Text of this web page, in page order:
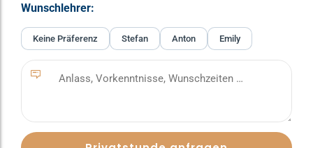
Wunschlehrer:
Keine Präferenz Stefan Anton Emily